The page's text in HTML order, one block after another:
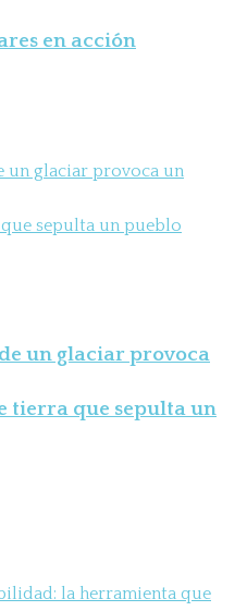
en acción
un glaciar provoca
tierra que sepulta un